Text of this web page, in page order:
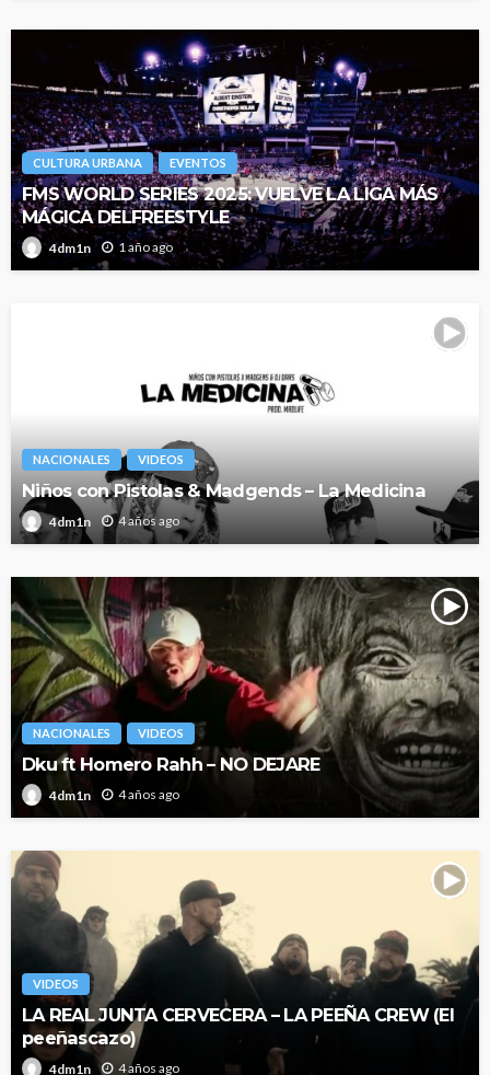
CULTURA URBANA EVENTOS
FMS WORLD SERIES 2025: VUELVE LA LIGA MÁS
MÁGICA DELFREESTYLE
4dm1n 1 año ago
NACIONALES VIDEOS
Niños con Pistolas & Madgends – La Medicina
4dm1n 4 años ago
NACIONALES VIDEOS
Dku ft Homero Rahh – NO DEJARE
4dm1n 4 años ago
VIDEOS
LA REAL JUNTA CERVECERA – LA PEEÑA CREW (El
peeñascazo)
4dm1n 4 años ago